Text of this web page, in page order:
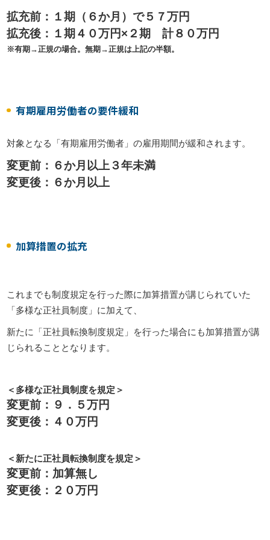
拡充前：１期（６か月）で５７万円
拡充後：１期４０万円×２期 計８０万円
※有期→正規の場合。無期→正規は上記の半額。
有期雇用労働者の要件緩和
対象となる「有期雇用労働者」の雇用期間が緩和されます。
変更前：６か月以上３年未満
変更後：６か月以上
加算措置の拡充
これまでも制度規定を行った際に加算措置が講じられていた
「多様な正社員制度」に加えて、
新たに「正社員転換制度規定」を行った場合にも加算措置が講
じられることとなります。
＜多様な正社員制度を規定＞
変更前：９．５万円
変更後：４０万円
＜新たに正社員転換制度を規定＞
変更前：加算無し
変更後：２０万円